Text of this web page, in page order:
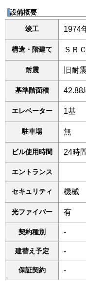
設備概要
竣工 1974
構造・階建て ＳＲ
耐震 旧耐震
基準階面積 42.88
エレベーター 1基
駐車場 無
ビル使用時間 24時
エントランス
セキュリティ 機械
光ファイバー 有
契約種別 -
建替え予定 -
保証契約 -